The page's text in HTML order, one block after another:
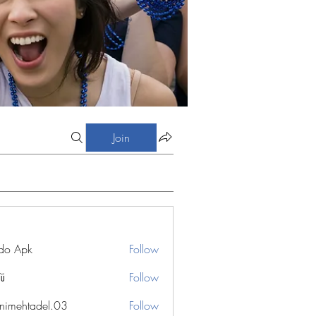
Join
Apk
Follow
Follow
Follow